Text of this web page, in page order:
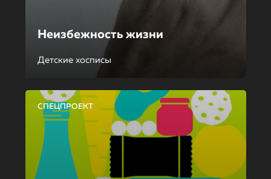
Неизбежность жизни
Детские хосписы
СПЕЦПРОЕКТ